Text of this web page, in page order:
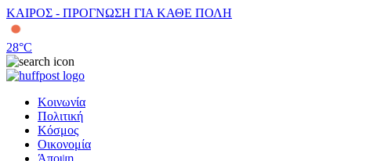
ΚΑΙΡΟΣ - ΠΡΟΓΝΩΣΗ ΓΙΑ ΚΑΘΕ ΠΟΛΗ
28°C
Κοινωνία
Πολιτική
Κόσμος
Οικονομία
Άποψη